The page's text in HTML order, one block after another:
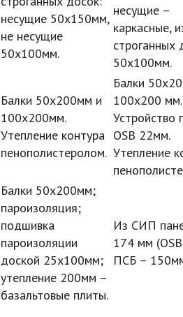
несущие 50х150мм,
не несущие
50х100мм.
несущие –
каркасные,
строганных
50х100мм.
Балки 50х200мм и
100х200мм.
Утепление контура
пенополистеролом.
Балки
100х200 мм.
Устройство
OSB 22мм.
Утепление
Балки 50х200мм;
пароизоляция;
подшивка
пароизоляции
доской 25х100мм;
утепление 200мм –
базальтовые плиты.
Из СИП
174 мм
ПСБ –